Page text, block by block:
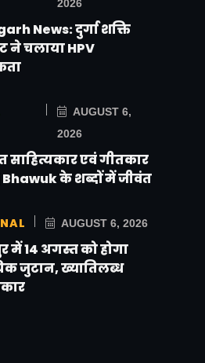
2026
News: दुर्गा शक्ति
ने चलाया HPV
AUGUST 6,
2026
साहित्यकार एवं गीतकार
के शब्दों में जीवंत
AUGUST 6, 2026
में 14 अगस्त को होगा
जुटान, ख्यातिलब्ध